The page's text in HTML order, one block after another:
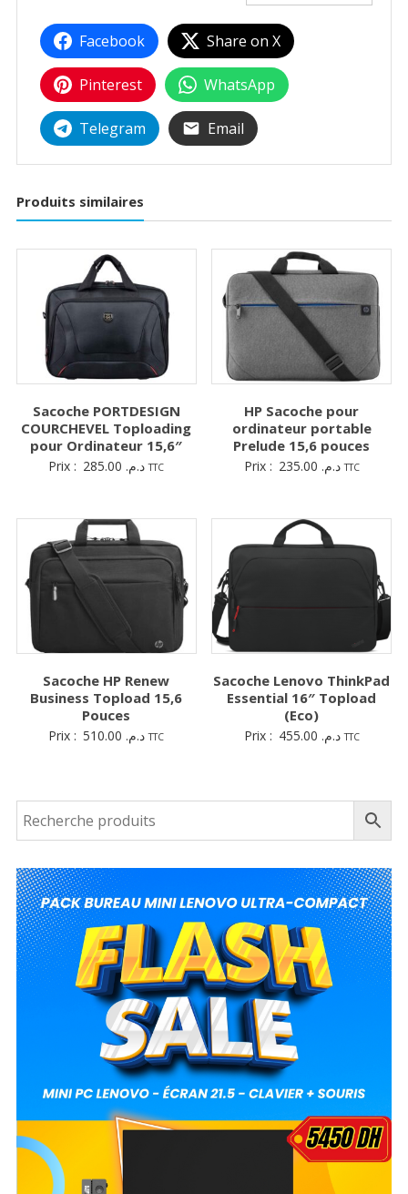
Facebook Share on X
Pinterest WhatsApp
Telegram Email
Produits similaires
Sacoche PORTDESIGN
COURCHEVEL Toploading
pour Ordinateur 15,6″
Prix : د.م. TTC
HP Sacoche pour
ordinateur portable
Prelude 15,6 pouces
Prix : د.م. TTC
Sacoche HP Renew
Business Topload 15,6
Pouces
Prix : د.م. TTC
Sacoche Lenovo ThinkPad
Essential 16″ Topload
(Eco)
Prix : د.م. TTC